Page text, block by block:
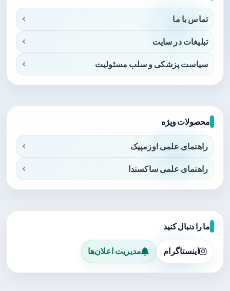
تماس با ما
تبلیغات در سایت
سیاست پزشکی و سلب مسئولیت
محصولات ویژه
راهنمای علمی اوزمپیک
راهنمای علمی ساکسندا
ما را دنبال کنید
اینستاگرام مدیریت اعلان‌ها